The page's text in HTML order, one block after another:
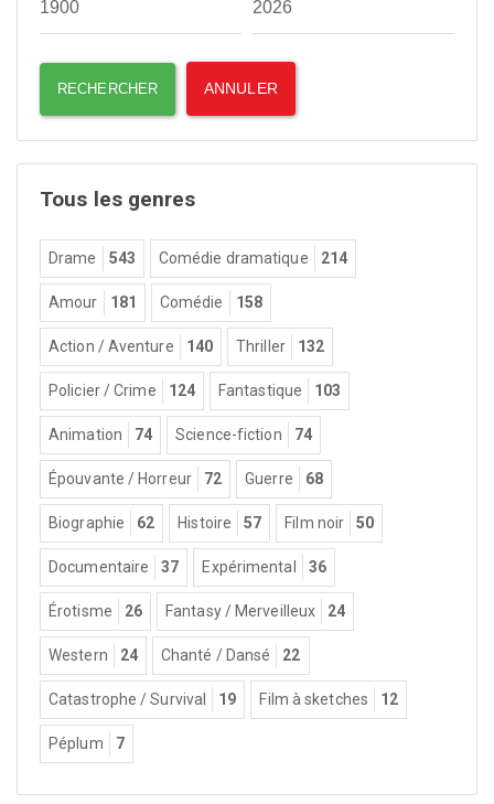
Tous les genres
Drame 543 Comédie dramatique 214
Amour 181 Comédie 158
Action / Aventure 140 Thriller 132
Policier / Crime 124 Fantastique 103
Animation 74 Science-fiction 74
Épouvante / Horreur 72 Guerre 68
Biographie 62 Histoire 57 Film noir 50
Documentaire 37 Expérimental 36
Érotisme 26 Fantasy / Merveilleux 24
Western 24 Chanté / Dansé 22
Catastrophe / Survival 19 Film à sketches 12
Péplum 7